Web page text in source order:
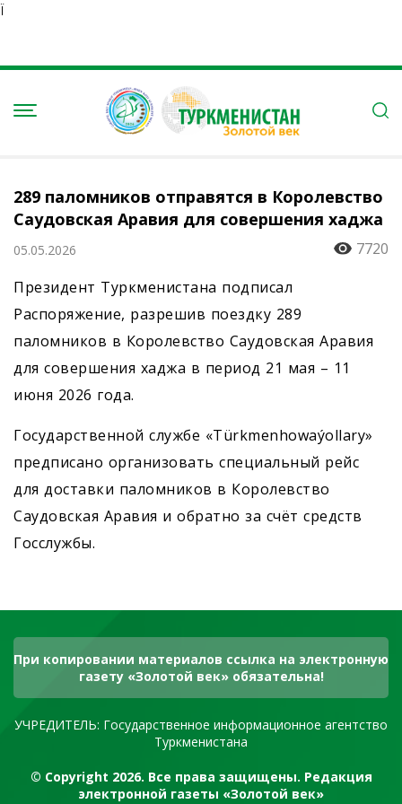
Ï
289 паломников отправятся в Королевство
Саудовская Аравия для совершения хаджа
05.05.2026
7720
Президент Туркменистана подписал
Распоряжение, разрешив поездку 289
паломников в Королевство Саудовская Аравия
для совершения хаджа в период 21 мая – 11
июня 2026 года.
Государственной службе «Türkmen­howa­ýollary»
предписано организовать специальный рейс
для доставки паломников в Королевство
Саудовская Аравия и обратно за счёт средств
Госслужбы.
При копировании материалов ссылка на электронную
газету «Золотой век» обязательна!
УЧРЕДИТЕЛЬ: Государственное информационное агентство
Туркменистана
© Copyright 2026. Все права защищены. Редакция
электронной газеты «Золотой век»